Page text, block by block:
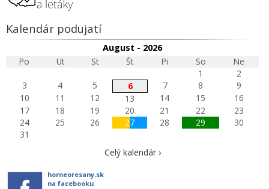
Kalendár podujatí
August - 2026
Po
Ut St Št Pi So
Ne
1
2
3
4 5 6 7 8
9
10
11 12 13 14 15
16
17
18 19 20 21 22
23
24
25 26 27 28 29
30
31
Celý kalendár ›
horneoresany.sk
na facebooku